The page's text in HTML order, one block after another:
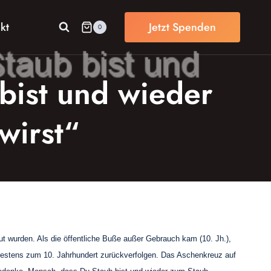
0 Jetzt Spenden
und wieder
wurden. Als die öffentliche Buße außer Gebrauch kam (10. Jh.),
zum 10. Jahrhundert zurückverfolgen. Das Aschenkreuz auf